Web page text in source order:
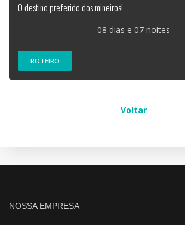
O destino preferido dos mineiros!
08 dias e 07 noites
ROTEIRO
Voltar
NOSSA EMPRESA